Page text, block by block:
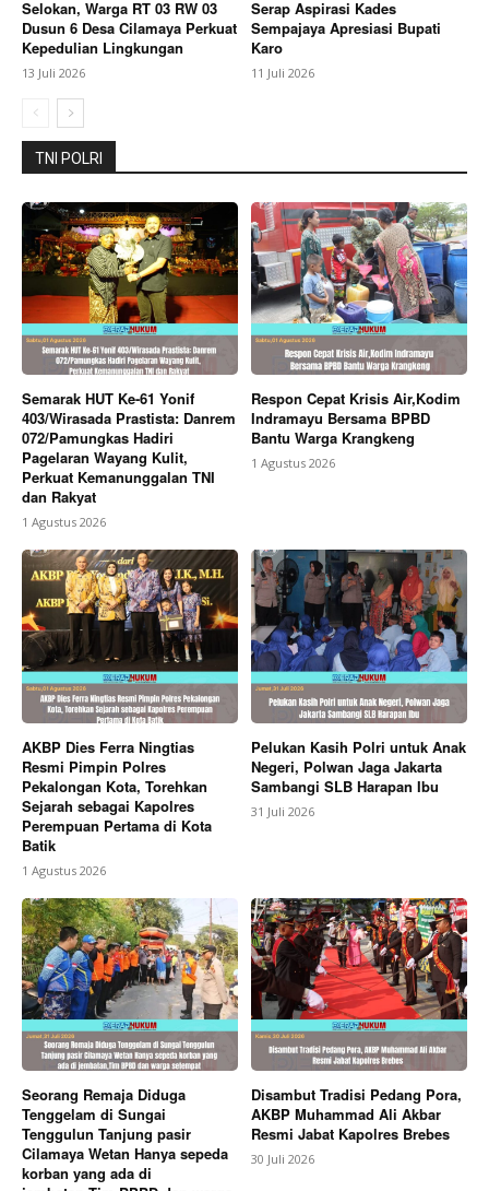
SUBSCRIBE NOW
Company
About
Contact us
Subscription Plans
My account
Bagikan Artikel
Berita Lainnya Dr.Fri Hartono SH,MH, Jaksa Utama
Madya Luncurkan 3 Buku Hukum Pidana
Selokan, Warga RT 03 RW 03
Dusun 6 Desa Cilamaya Perkuat
Kepedulian Lingkungan
13 Juli 2026
Serap Aspirasi Kades
Sempajaya Apresiasi Bupati
Karo
11 Juli 2026
TNI POLRI
Semarak HUT Ke-61 Yonif
403/Wirasada Prastista: Danrem
072/Pamungkas Hadiri
Pagelaran Wayang Kulit,
Perkuat Kemanunggalan TNI
dan Rakyat
1 Agustus 2026
Respon Cepat Krisis Air,Kodim
Indramayu Bersama BPBD
Bantu Warga Krangkeng
1 Agustus 2026
AKBP Dies Ferra Ningtias
Resmi Pimpin Polres
Pekalongan Kota, Torehkan
Sejarah sebagai Kapolres
Perempuan Pertama di Kota
Batik
1 Agustus 2026
Pelukan Kasih Polri untuk Anak
Negeri, Polwan Jaga Jakarta
Sambangi SLB Harapan Ibu
31 Juli 2026
Seorang Remaja Diduga
Tenggelam di Sungai
Tenggulun Tanjung pasir
Cilamaya Wetan Hanya sepeda
korban yang ada di
Disambut Tradisi Pedang Pora,
AKBP Muhammad Ali Akbar
Resmi Jabat Kapolres Brebes
30 Juli 2026